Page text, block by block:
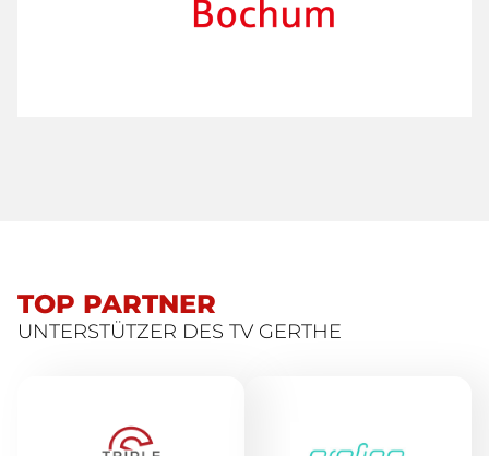
TOP PARTNER
UNTERSTÜTZER DES TV GERTHE